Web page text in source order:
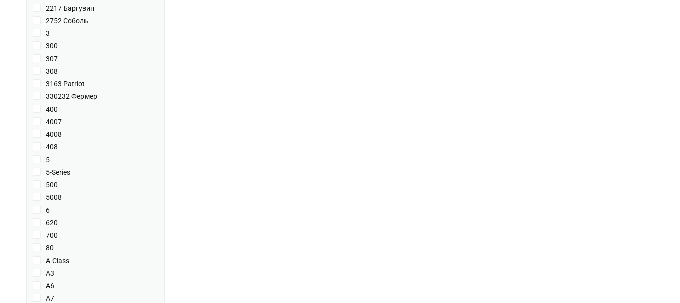
2217 Баргузин
2752 Соболь
3
300
307
308
3163 Patriot
330232 Фермер
400
4007
4008
408
5
5-Series
500
5008
6
620
700
80
A-Class
A3
A6
A7